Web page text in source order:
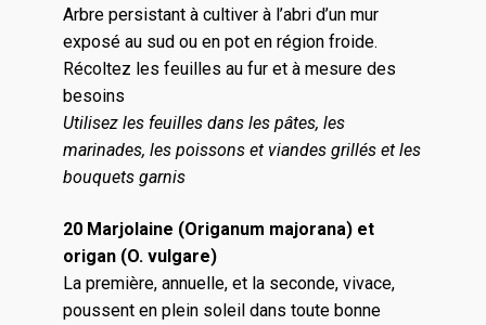
Arbre persistant à cultiver à l’abri d’un mur
exposé au sud ou en pot en région froide.
Récoltez les feuilles au fur et à mesure des
besoins
Utilisez les feuilles dans les pâtes, les
marinades, les poissons et viandes grillés et les
bouquets garnis
20 Marjolaine (Origanum majorana) et
origan (O. vulgare)
La première, annuelle, et la seconde, vivace,
poussent en plein soleil dans toute bonne